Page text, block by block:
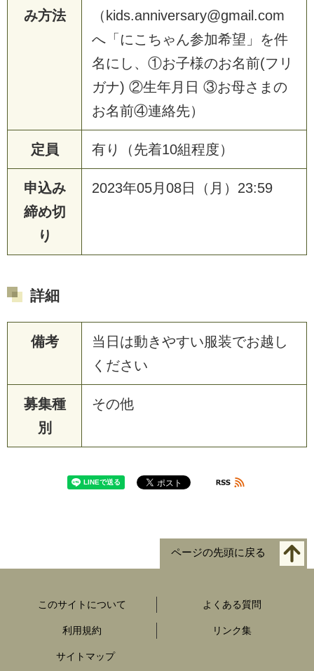
み方法
（kids.anniversary@gmail.com
へ「にこちゃん参加希望」を件
名にし、①お子様のお名前(フリ
ガナ) ②生年月日 ③お母さまの
お名前④連絡先）
定員 有り（先着10組程度）
申込み
締め切
り
2023年05月08日（月）23:59
詳細
備考
当日は動きやすい服装でお越し
ください
募集種
別
その他
ページの先頭に戻る
このサイトについて よくある質問
利用規約 リンク集
サイトマップ